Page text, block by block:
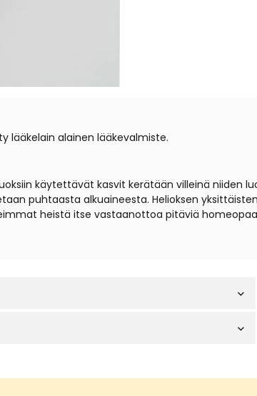
lääkelain alainen lääkevalmiste.
käytettävät kasvit kerätään villeinä niiden
puhtaasta alkuaineesta. Helioksen
heistä itse vastaanottoa pitäviä